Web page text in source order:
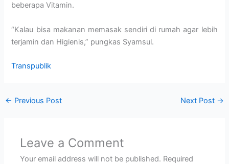
beberapa Vitamin.
“Kalau bisa makanan memasak sendiri di rumah agar lebih
terjamin dan Higienis,” pungkas Syamsul.
Transpublik
← Previous Post Next Post →
Leave a Comment
Your email address will not be published. Required